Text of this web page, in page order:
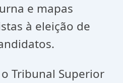
e mapas
à eleição de
Tribunal Superior